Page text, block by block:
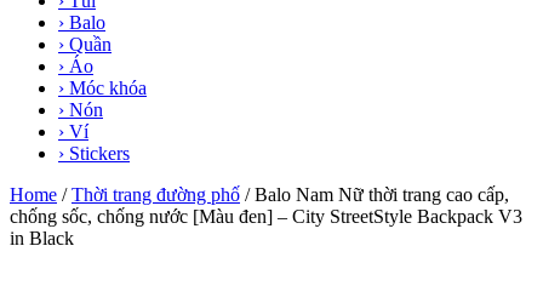
› Balo
› Quần
› Áo
› Móc khóa
› Nón
› Ví
› Stickers
Home /Thời trang đường phố / Balo Nam Nữ thời trang cao cấp,
chống sốc, chống nước [Màu đen] – City StreetStyle Backpack V3
in Black